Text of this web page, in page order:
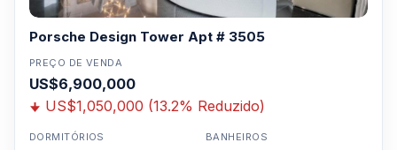
Porsche Design Tower Apt # 3505
PREÇO DE VENDA
US$6,900,000
US$1,050,000 (13.2% Reduzido)
DORMITÓRIOS BANHEIROS